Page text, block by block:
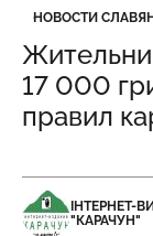
Категория
НОВОСТИ
Дата
17 000
правил
ІНТЕРНЕТ-
"КАРАЧУН"